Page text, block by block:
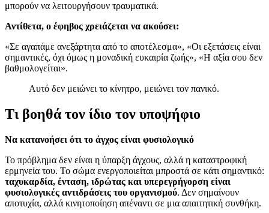
μπορούν να λειτουργήσουν τραυματικά.
Αντίθετα, ο έφηβος χρειάζεται να ακούσει:
«Σε αγαπάμε ανεξάρτητα από το αποτέλεσμα», «Οι εξετάσεις είναι
σημαντικές, όχι όμως η μοναδική ευκαιρία ζωής», «Η αξία σου δεν
βαθμολογείται».
Αυτό δεν μειώνει το κίνητρο, μειώνει τον πανικό.
Τι βοηθά τον ίδιο τον υποψήφιο
Να κατανοήσει ότι το άγχος είναι φυσιολογικό
Το πρόβλημα δεν είναι η ύπαρξη άγχους, αλλά η καταστροφική
ερμηνεία του. Το σώμα ενεργοποιείται μπροστά σε κάτι σημαντικό:
ταχυκαρδία, ένταση, ιδρώτας και υπερεγρήγορση είναι
φυσιολογικές αντιδράσεις του οργανισμού. Δεν σημαίνουν
αποτυχία, αλλά κινητοποίηση απέναντι σε μια απαιτητική συνθήκη.